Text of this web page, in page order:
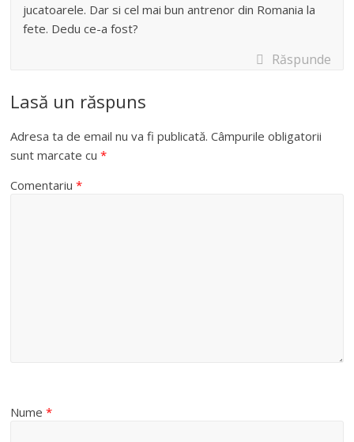
jucatoarele. Dar si cel mai bun antrenor din Romania la
fete. Dedu ce-a fost?
Răspunde
Lasă un răspuns
Adresa ta de email nu va fi publicată. Câmpurile obligatorii
sunt marcate cu*
Comentariu*
Nume*